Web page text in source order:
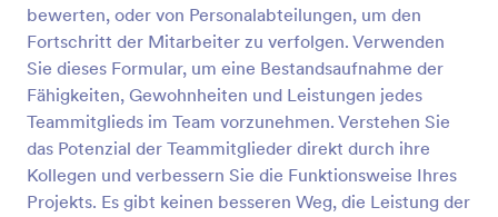
bewerten, oder von Personalabteilungen, um den
Fortschritt der Mitarbeiter zu verfolgen. Verwenden
Sie dieses Formular, um eine Bestandsaufnahme der
Fähigkeiten, Gewohnheiten und Leistungen jedes
Teammitglieds im Team vorzunehmen. Verstehen Sie
das Potenzial der Teammitglieder direkt durch ihre
Kollegen und verbessern Sie die Funktionsweise Ihres
Projekts. Es gibt keinen besseren Weg, die Leistung der